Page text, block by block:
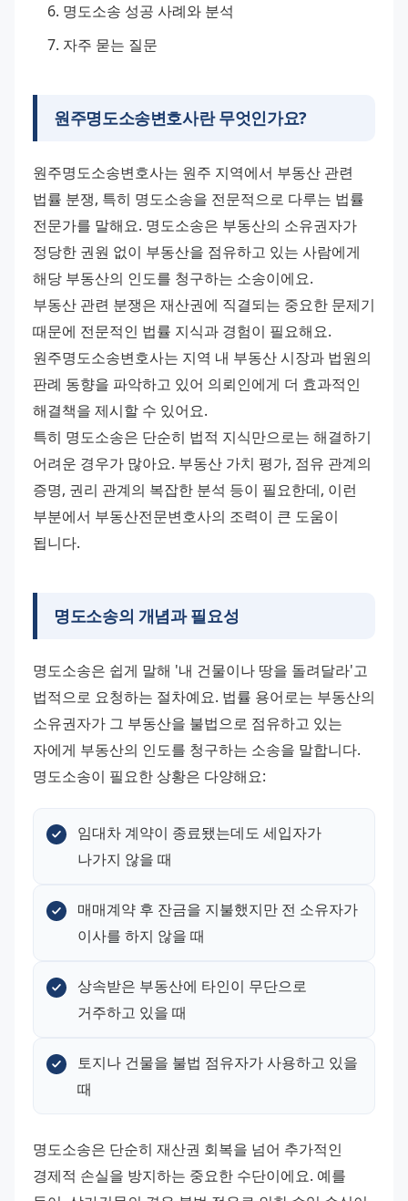
명도소송 성공 사례와 분석
자주 묻는 질문
원주명도소송변호사란 무엇인가요?
원주명도소송변호사는 원주 지역에서 부동산 관련
법률 분쟁, 특히 명도소송을 전문적으로 다루는 법률
전문가를 말해요. 명도소송은 부동산의 소유권자가
정당한 권원 없이 부동산을 점유하고 있는 사람에게
해당 부동산의 인도를 청구하는 소송이에요.
부동산 관련 분쟁은 재산권에 직결되는 중요한 문제기
때문에 전문적인 법률 지식과 경험이 필요해요.
원주명도소송변호사는 지역 내 부동산 시장과 법원의
판례 동향을 파악하고 있어 의뢰인에게 더 효과적인
해결책을 제시할 수 있어요.
특히 명도소송은 단순히 법적 지식만으로는 해결하기
어려운 경우가 많아요. 부동산 가치 평가, 점유 관계의
증명, 권리 관계의 복잡한 분석 등이 필요한데, 이런
부분에서 부동산전문변호사의 조력이 큰 도움이
됩니다.
명도소송의 개념과 필요성
명도소송은 쉽게 말해 '내 건물이나 땅을 돌려달라'고
법적으로 요청하는 절차예요. 법률 용어로는 부동산의
소유권자가 그 부동산을 불법으로 점유하고 있는
자에게 부동산의 인도를 청구하는 소송을 말합니다.
명도소송이 필요한 상황은 다양해요:
임대차 계약이 종료됐는데도 세입자가
나가지 않을 때
매매계약 후 잔금을 지불했지만 전 소유자가
이사를 하지 않을 때
상속받은 부동산에 타인이 무단으로
거주하고 있을 때
토지나 건물을 불법 점유자가 사용하고 있을
때
명도소송은 단순히 재산권 회복을 넘어 추가적인
경제적 손실을 방지하는 중요한 수단이에요. 예를